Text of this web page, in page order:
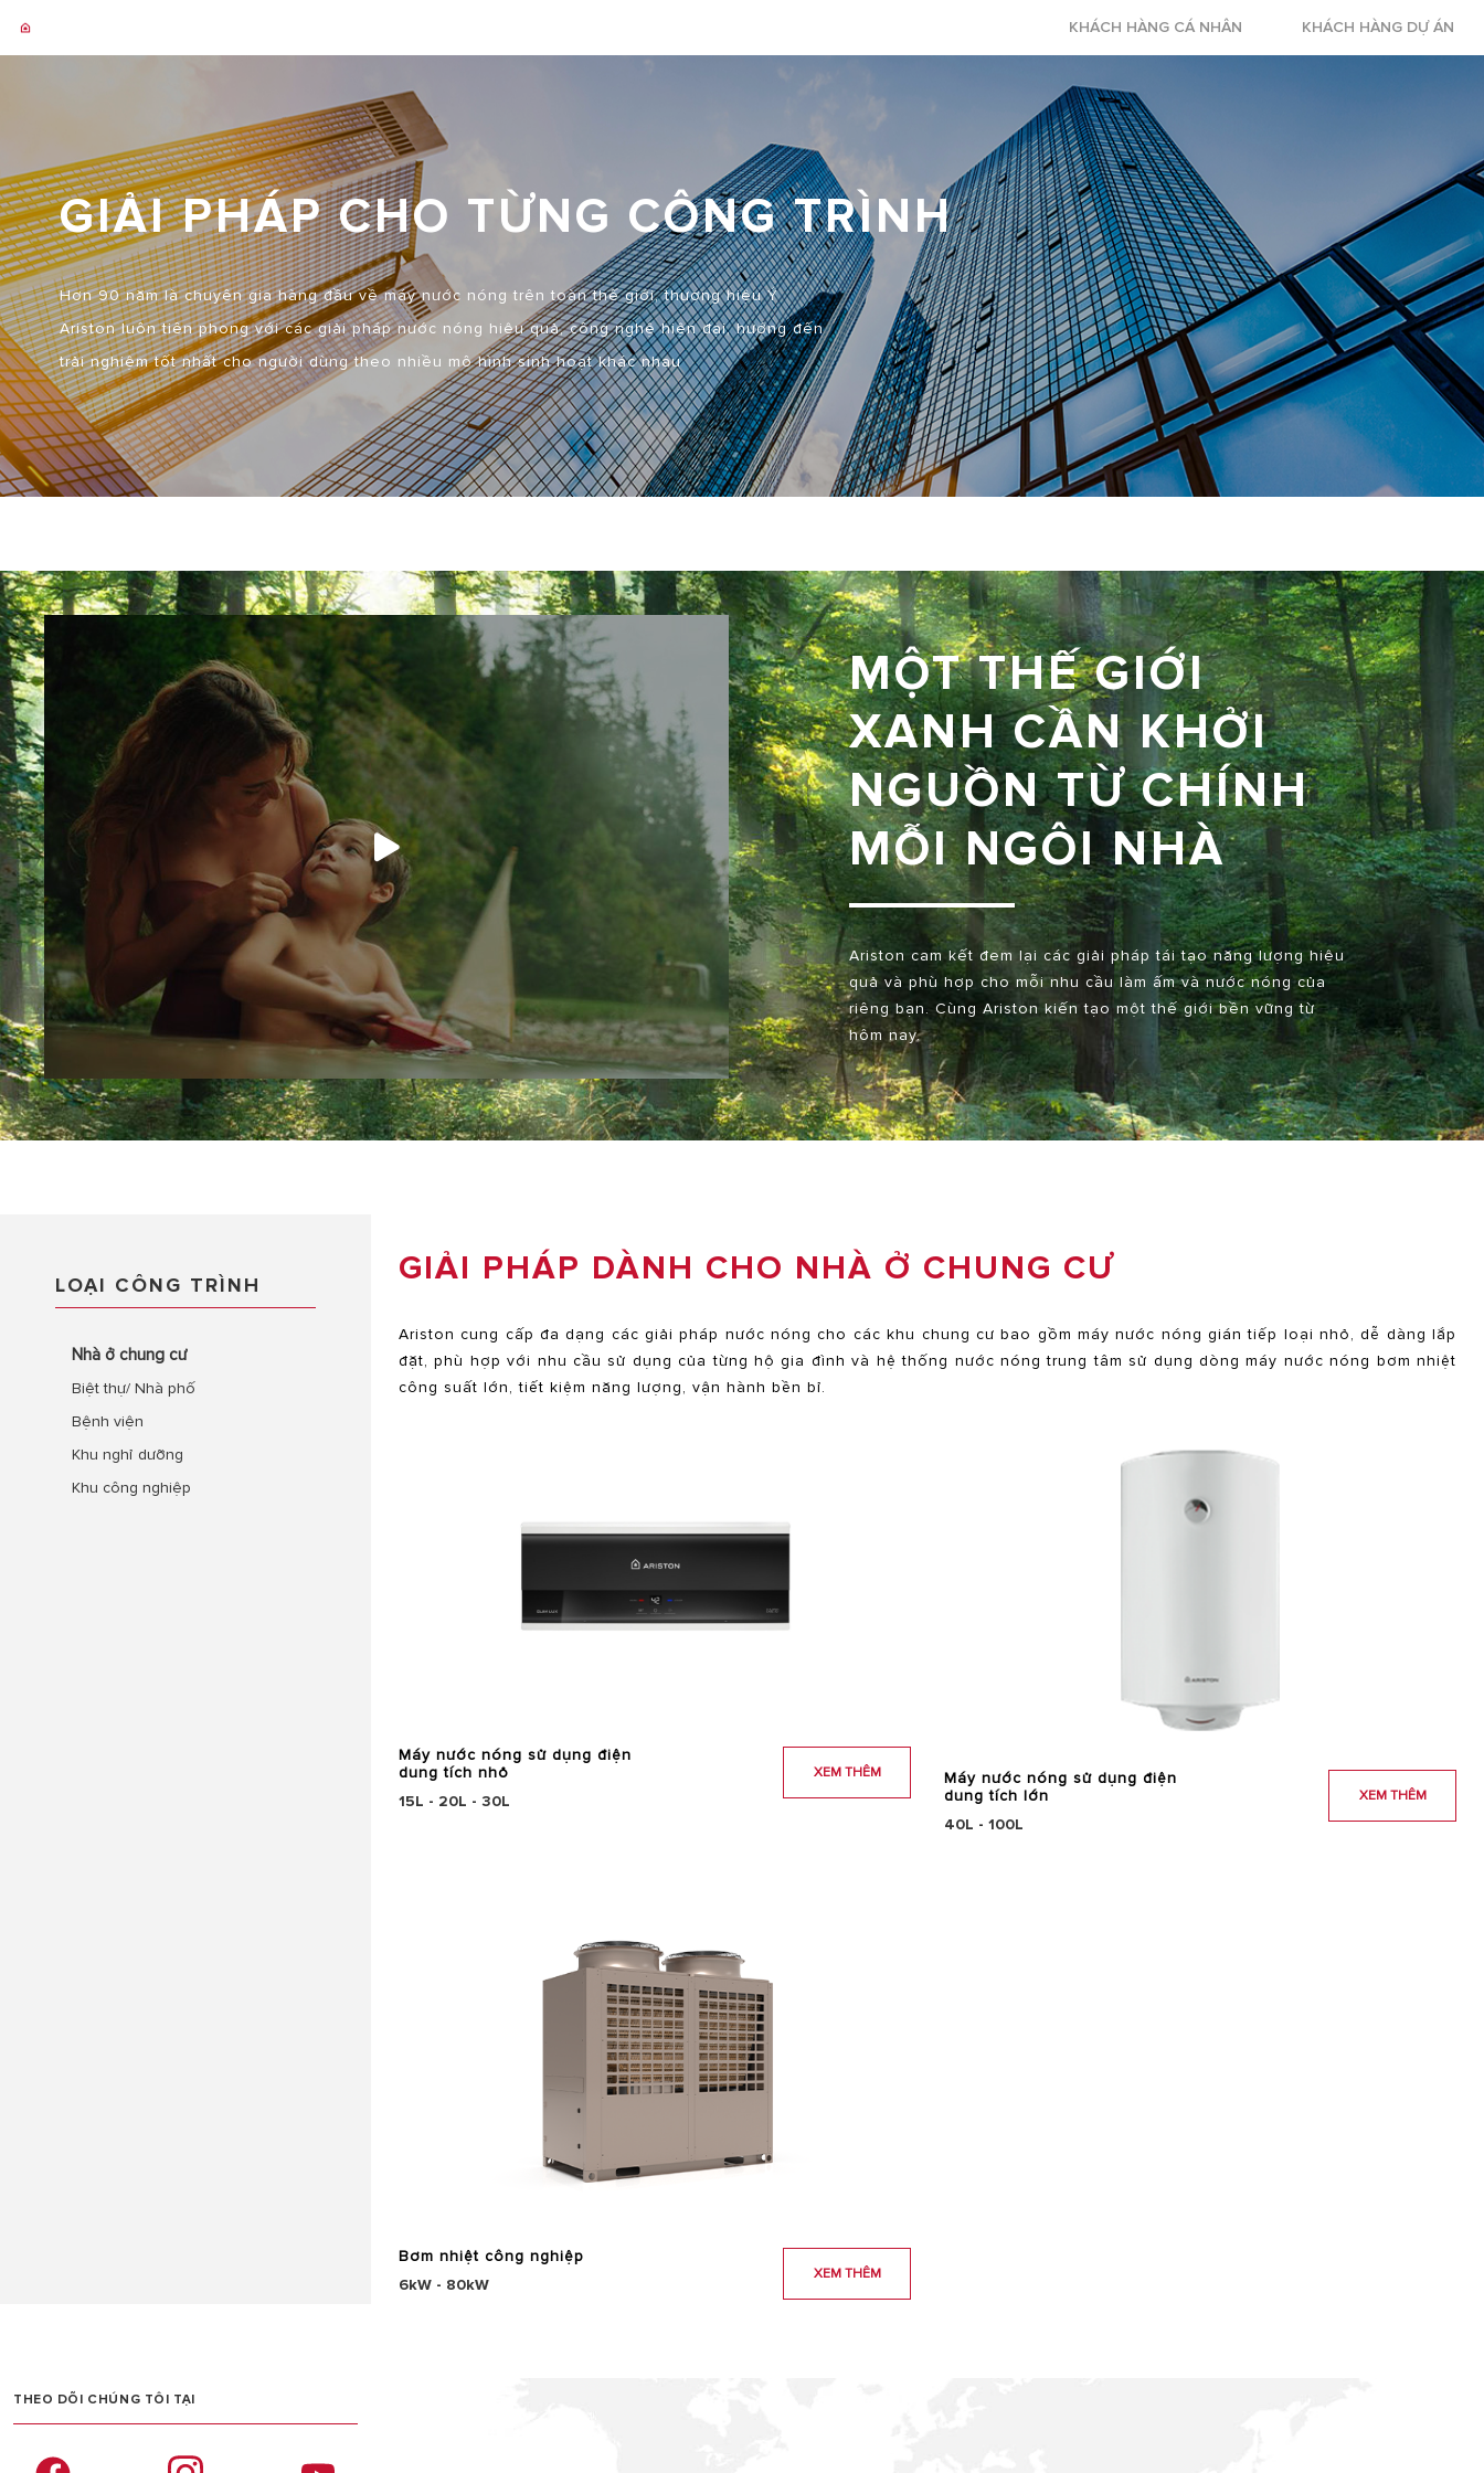
KHÁCH HÀNG CÁ NHÂN KHÁCH HÀNG DỰ ÁN
GIẢI PHÁP CHO TỪNG CÔNG TRÌNH
Hơn 90 năm là chuyên gia hàng đầu về máy nước nóng trên toàn thế giới, thương hiệu Ý
Ariston luôn tiên phong với các giải pháp nước nóng hiệu quả, công nghệ hiện đại, hướng đến
trải nghiệm tốt nhất cho người dùng theo nhiều mô hình sinh hoạt khác nhau
MỘT THẾ GIỚI
XANH CẦN KHỞI
NGUỒN TỪ CHÍNH
MỖI NGÔI NHÀ
Ariston cam kết đem lại các giải pháp tái tạo năng lượng hiệu
quả và phù hợp cho mỗi nhu cầu làm ấm và nước nóng của
riêng bạn. Cùng Ariston kiến tạo một thế giới bền vững từ
hôm nay.
LOẠI CÔNG TRÌNH
Nhà ở chung cư
Biệt thự/ Nhà phố
Bệnh viện
Khu nghỉ dưỡng
Khu công nghiệp
GIẢI PHÁP DÀNH CHO NHÀ Ở CHUNG CƯ
Ariston cung cấp đa dạng các giải pháp nước nóng cho các khu chung cư bao gồm máy nước nóng gián tiếp loại nhỏ, dễ dàng lắp
đặt, phù hợp với nhu cầu sử dụng của từng hộ gia đình và hệ thống nước nóng trung tâm sử dụng dòng máy nước nóng bơm nhiệt
công suất lớn, tiết kiệm năng lượng, vận hành bền bỉ.
Máy nước nóng sử dụng điện
dung tích nhỏ
15L - 20L - 30L
XEM THÊM
Máy nước nóng sử dụng điện
dung tích lớn
40L - 100L
XEM THÊM
Bơm nhiệt công nghiệp
6kW - 80kW
XEM THÊM
THEO DÕI CHÚNG TÔI TẠI